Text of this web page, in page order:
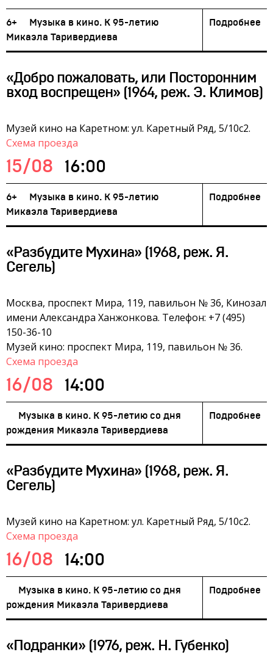
6+
Музыка в кино. К 95-летию
Микаэла Таривердиева
Подробнее
«Добро пожаловать, или Посторонним
вход воспрещен» (1964, реж. Э. Климов)
Музей кино на Каретном: ул. Каретный Ряд, 5/10с2.
Схема проезда
15/08 16:00
6+
Музыка в кино. К 95-летию
Микаэла Таривердиева
Подробнее
«Разбудите Мухина» (1968, реж. Я.
Сегель)
Москва, проспект Мира, 119, павильон № 36, Кинозал
имени Александра Ханжонкова. Телефон: +7 (495)
150-36-10
Музей кино: проспект Мира, 119, павильон № 36.
Схема проезда
16/08 14:00
Музыка в кино. К 95-летию со дня
рождения Микаэла Таривердиева
Подробнее
«Разбудите Мухина» (1968, реж. Я.
Сегель)
Музей кино на Каретном: ул. Каретный Ряд, 5/10с2.
Схема проезда
16/08 14:00
Музыка в кино. К 95-летию со дня
рождения Микаэла Таривердиева
Подробнее
«Подранки» (1976, реж. Н. Губенко)